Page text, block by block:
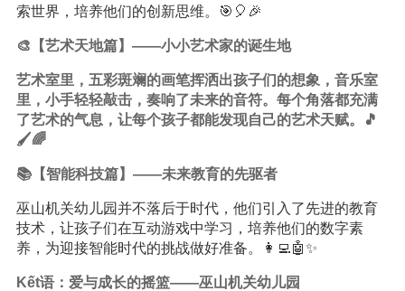
索世界，培养他们的创新思维。🎯🎈🎉
🎨【艺术天地篇】——小小艺术家的诞生地
艺术室里，五彩斑斓的画笔挥洒出孩子们的想象，音乐室
里，小手轻轻敲击，奏响了未来的音符。每个角落都充满
了艺术的气息，让每个孩子都能发现自己的艺术天赋。🎵
🖌️🌈
📚【智能科技篇】——未来教育的先驱者
巫山机关幼儿园并不落后于时代，他们引入了先进的教育
技术，让孩子们在互动游戏中学习，培养他们的数字素
养，为迎接智能时代的挑战做好准备。👩‍💻🤖✨
Kết语：爱与成长的摇篮——巫山机关幼儿园